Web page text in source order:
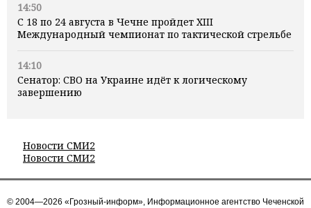
14:50
С 18 по 24 августа в Чечне пройдет XIII
Международный чемпионат по тактической стрельбе
14:10
Сенатор: СВО на Украине идёт к логическому
завершению
Новости СМИ2
Новости СМИ2
© 2004—2026 «Грозный-информ», Информационное агентство Чеченской